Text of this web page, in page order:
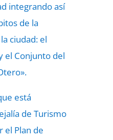
integrando así
de la
ciudad: el
el Conjunto del
está
de Turismo
el Plan de